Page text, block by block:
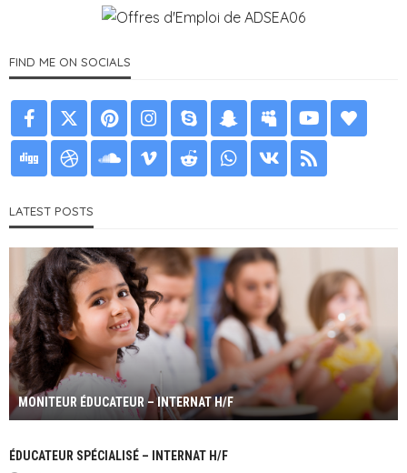
FIND ME ON SOCIALS
LATEST POSTS
MONITEUR ÉDUCATEUR – INTERNAT H/F
ÉDUCATEUR SPÉCIALISÉ – INTERNAT H/F